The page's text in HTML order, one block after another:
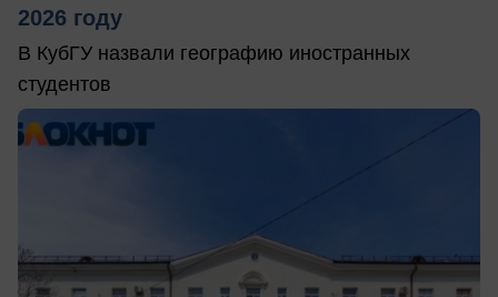
2026 году
В КубГУ назвали географию иностранных
студентов